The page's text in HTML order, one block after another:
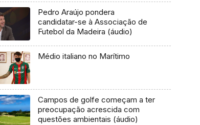
Pedro Araújo pondera
candidatar-se à Associação de
Futebol da Madeira (áudio)
Médio italiano no Marítimo
Campos de golfe começam a ter
preocupação acrescida com
questões ambientais (áudio)